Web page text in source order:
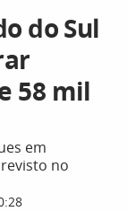
do Sul
58 mil
em
no